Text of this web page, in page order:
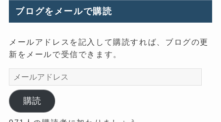
ブログをメールで購読
メールアドレスを記入して購読すれば、ブログの更
新をメールで受信できます。
メ
ー
ル
ア
購読